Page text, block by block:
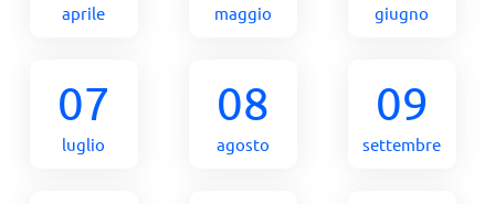
aprile maggio giugno
07
luglio
08
agosto
09
settembre